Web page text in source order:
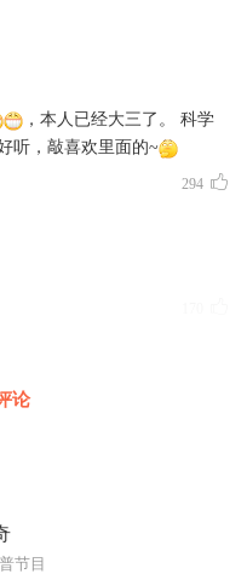
，本人已经大三了。 科学
听，敲喜欢里面的~
294
，很喜欢，希望老师一直身
谢。
论
节目